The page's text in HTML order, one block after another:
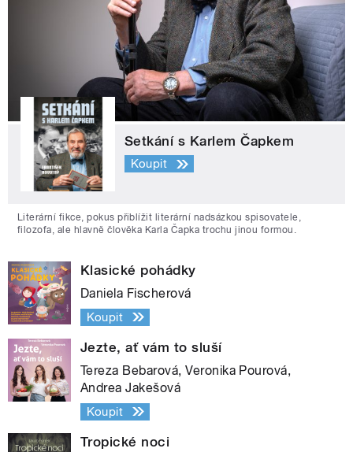
Setkání s Karlem Čapkem
Koupit
Literární fikce, pokus přiblížit literární nadsázkou spisovatele,
filozofa, ale hlavně člověka Karla Čapka trochu jinou formou.
Klasické pohádky
Daniela Fischerová
Koupit
Jezte, ať vám to sluší
Tereza Bebarová, Veronika Pourová,
Andrea Jakešová
Koupit
Tropické noci